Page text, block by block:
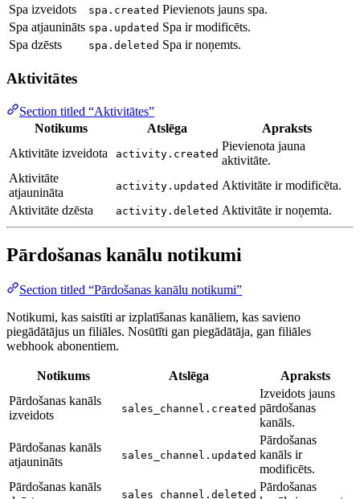
Spa izveidots
spa.created Pievienots jauns spa.
Spa atjaunināts spa.updated Spa ir modificēts.
Spa dzēsts
spa.deleted Spa ir noņemts.
Aktivitātes
Section titled “Aktivitātes”
Notikums
Atslēga
Apraksts
Aktivitāte izveidota
activity.created
Pievienota jauna
aktivitāte.
Aktivitāte
atjaunināta
activity.updated Aktivitāte ir modificēta.
Aktivitāte dzēsta
activity.deleted Aktivitāte ir noņemta.
Pārdošanas kanālu notikumi
Section titled “Pārdošanas kanālu notikumi”
Notikumi, kas saistīti ar izplatīšanas kanāliem, kas savieno
piegādātājus un filiāles. Nosūtīti gan piegādātāja, gan filiāles
webhook abonentiem.
Notikums Atslēga
Apraksts
Pārdošanas kanāls
izveidots
sales_channel.created
Izveidots jauns
pārdošanas
kanāls.
Pārdošanas kanāls
atjaunināts
sales_channel.updated
Pārdošanas
kanāls ir
modificēts.
Pārdošanas kanāls
sales_channel.deleted
Pārdošanas